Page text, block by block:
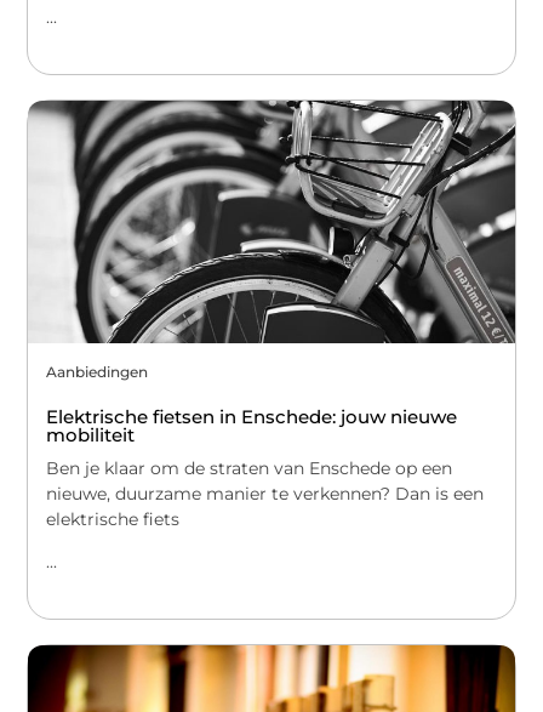
...
Aanbiedingen
Elektrische fietsen in Enschede: jouw nieuwe
mobiliteit
Ben je klaar om de straten van Enschede op een
nieuwe, duurzame manier te verkennen? Dan is een
elektrische fiets
...